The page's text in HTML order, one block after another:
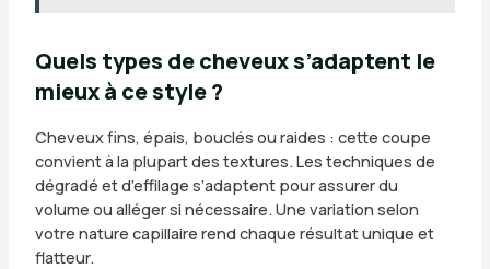
Quels types de cheveux s’adaptent le
mieux à ce style ?
Cheveux fins, épais, bouclés ou raides : cette coupe
convient à la plupart des textures. Les techniques de
dégradé et d’effilage s’adaptent pour assurer du
volume ou alléger si nécessaire. Une variation selon
votre nature capillaire rend chaque résultat unique et
flatteur.